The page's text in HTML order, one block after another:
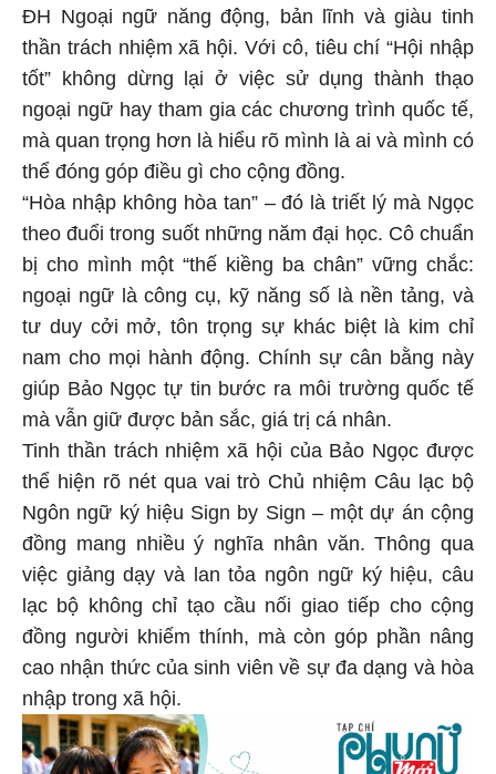
ĐH Ngoại ngữ năng động, bản lĩnh và giàu tinh
thần trách nhiệm xã hội. Với cô, tiêu chí “Hội nhập
tốt” không dừng lại ở việc sử dụng thành thạo
ngoại ngữ hay tham gia các chương trình quốc tế,
mà quan trọng hơn là hiểu rõ mình là ai và mình có
thể đóng góp điều gì cho cộng đồng.
“Hòa nhập không hòa tan” – đó là triết lý mà Ngọc
theo đuổi trong suốt những năm đại học. Cô chuẩn
bị cho mình một “thế kiềng ba chân” vững chắc:
ngoại ngữ là công cụ, kỹ năng số là nền tảng, và
tư duy cởi mở, tôn trọng sự khác biệt là kim chỉ
nam cho mọi hành động. Chính sự cân bằng này
giúp Bảo Ngọc tự tin bước ra môi trường quốc tế
mà vẫn giữ được bản sắc, giá trị cá nhân.
Tinh thần trách nhiệm xã hội của Bảo Ngọc được
thể hiện rõ nét qua vai trò Chủ nhiệm Câu lạc bộ
Ngôn ngữ ký hiệu Sign by Sign – một dự án cộng
đồng mang nhiều ý nghĩa nhân văn. Thông qua
việc giảng dạy và lan tỏa ngôn ngữ ký hiệu, câu
lạc bộ không chỉ tạo cầu nối giao tiếp cho cộng
đồng người khiếm thính, mà còn góp phần nâng
cao nhận thức của sinh viên về sự đa dạng và hòa
nhập trong xã hội.